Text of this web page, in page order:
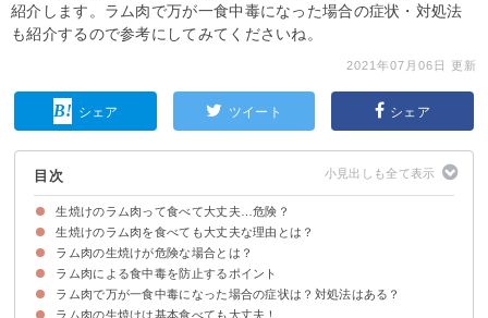
紹介します。ラム肉で万が一食中毒になった場合の症状・対処法
も紹介するので参考にしてみてくださいね。
2021年07月06日 更新
シェア ツイート シェア
目次
生焼けのラム肉って食べて大丈夫…危険？
生焼けのラム肉を食べても大丈夫な理由とは？
ラム肉は牛肉同様で中に寄生虫・菌がいないから
ただし妊婦さんは念の為に生焼けは避けたほうが良い
ラム肉の生焼けが危険な場合とは？
①鮮度が悪い
②腐っている
③ミンチ肉の生焼け
ラム肉による食中毒を防止するポイント
他の生肉をさわったトング・箸で触れない
ラム肉で万が一食中毒になった場合の症状は？対処法はある？
食中毒になると腹痛など症状を催すことがある
様子をみて症状が発症したら病院へ行こう
ラム肉の生焼けは基本食べても大丈夫！